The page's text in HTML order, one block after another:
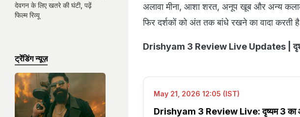
अलावा मीना, आशा शरत, अनूप खूब और अन्य
फिर दर्शकों को अंत तक बांधे रखने का वादा करती
Drishyam 3 Review Live Updates |
May 21, 2026 12:05 (IST)
Drishyam 3 Review Live: दृष्यम 3 का
देवगन के लिए खतरे की घंटी, पढ़ें
फिल्म रिव्यू
ट्रेंडिंग न्यूज़